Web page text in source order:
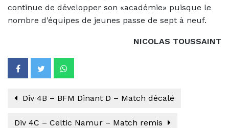
continue de développer son «académie» puisque le
nombre d’équipes de jeunes passe de sept à neuf.
NICOLAS TOUSSAINT
Div 4B – BFM Dinant D – Match décalé
Div 4C – Celtic Namur – Match remis